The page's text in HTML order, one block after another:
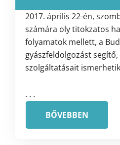
2017. április 22-én,
számára oly titokzatos
folyamatok mellett, a
gyászfeldolgozást
szolgáltatásait
. . .
BŐVEBBEN